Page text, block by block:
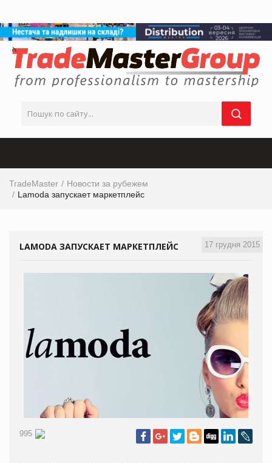
TradeMaster
Новости за рубежем
Lamoda запускает маркетплейс
17 грудня 2015
LAMODA ЗАПУСКАЕТ МАРКЕТПЛЕЙС
995